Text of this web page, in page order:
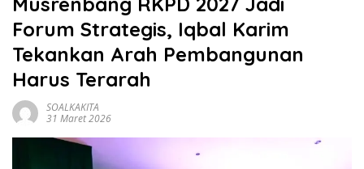
Forum Strategis, Iqbal Karim
Tekankan Arah Pembangunan
Harus Terarah
SOALKAKITA
31 Maret 2026